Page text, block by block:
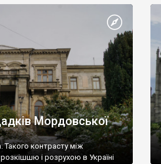
Мордовської
Такого контрасту між
розкішшю і розрухою в Україні